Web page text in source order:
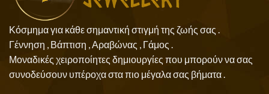
Κόσμημα για κάθε σημαντική στιγμή της ζωής σας .
Γέννηση , Βάπτιση , Αραβώνας , Γάμος .
Μοναδικές χειροποίητες δημιουργίες που μπορούν να σας
συνοδεύσουν υπέροχα στα πιο μέγαλα σας βήματα .